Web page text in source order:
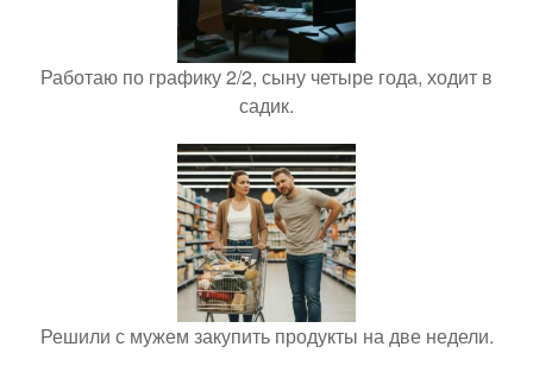
Работаю по графику 2/2, сыну четыре года, ходит в
садик.
Решили с мужем закупить продукты на две недели.